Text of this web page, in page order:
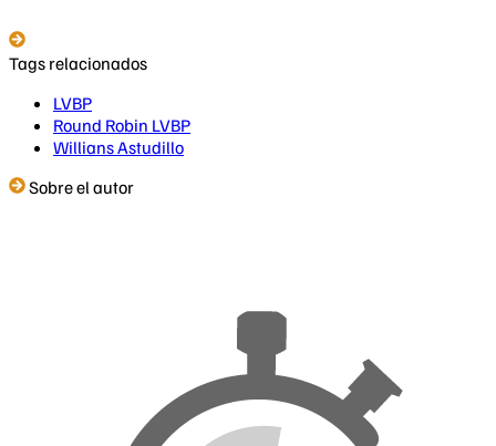
Tags relacionados
LVBP
Round Robin LVBP
Willians Astudillo
Sobre el autor